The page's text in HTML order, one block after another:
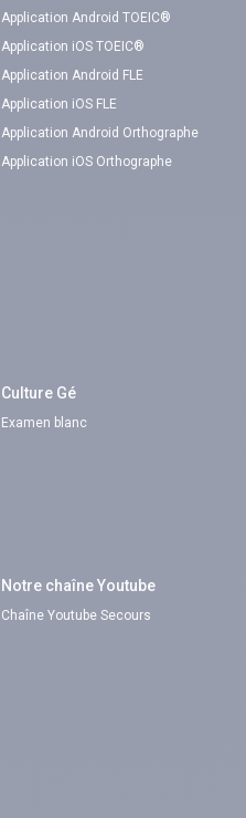
Application Android TOEIC®
Application iOS TOEIC®
Application Android FLE
Application iOS FLE
Application Android Orthographe
Application iOS Orthographe
Culture Gé
Examen blanc
Notre chaîne Youtube
Chaîne Youtube Secours